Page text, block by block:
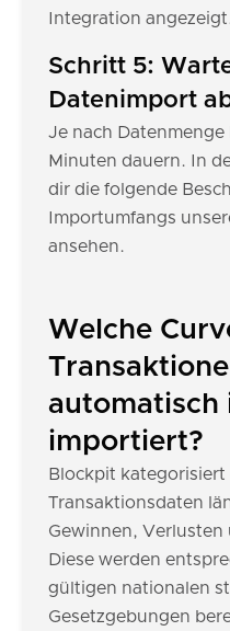
Integration
Schritt 5:
Datenimport
Je nach
Minuten dauern. In
dir die folgende
Importumfangs
ansehen.
Welche
automatisch
importiert?
Blockpit kategorisiert
Transaktionsdaten
Gewinnen,
Diese werden
gültigen nationalen
Gesetzgebungen